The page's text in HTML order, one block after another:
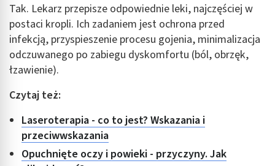
Tak. Lekarz przepisze odpowiednie leki, najczęściej w
postaci kropli. Ich zadaniem jest ochrona przed
infekcją, przyspieszenie procesu gojenia, minimalizacja
odczuwanego po zabiegu dyskomfortu (ból, obrzęk,
łzawienie).
Czytaj też:
Laseroterapia - co to jest? Wskazania i
przeciwwskazania
Opuchnięte oczy i powieki - przyczyny. Jak